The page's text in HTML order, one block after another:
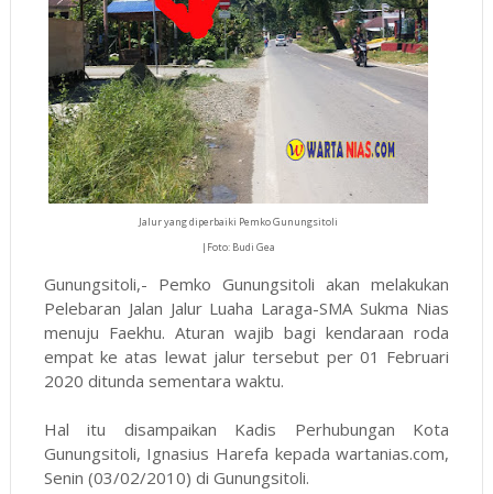
Jalur yang diperbaiki Pemko Gunungsitoli
|Foto: Budi Gea
Gunungsitoli,- Pemko Gunungsitoli akan melakukan
Pelebaran Jalan Jalur Luaha Laraga-SMA Sukma Nias
menuju Faekhu. Aturan wajib bagi kendaraan roda
empat ke atas lewat jalur tersebut per 01 Februari
2020 ditunda sementara waktu.
Hal itu disampaikan Kadis Perhubungan Kota
Gunungsitoli, Ignasius Harefa kepada wartanias.com,
Senin (03/02/2010) di Gunungsitoli.